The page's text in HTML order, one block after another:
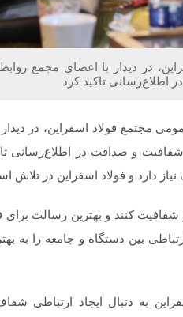
در دیدار با اعضای مجمع
تاکید کرد
مجتمع فولاد اسفراین، در
و صداقت در اطلاع‌رسانی
دارد و فولاد اسفراین در تلاش
کنند و بهترین رسالت برای
بین دستگاه و جامعه را به
به دنبال ایجاد ارتباطی